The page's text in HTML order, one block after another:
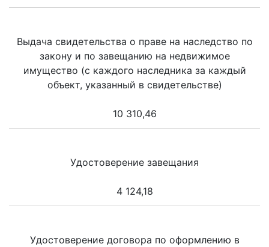
Выдача свидетельства о праве на наследство по
закону и по завещанию на недвижимое
имущество (с каждого наследника за каждый
объект, указанный в свидетельстве)
10 310,46
Удостоверение завещания
4 124,18
Удостоверение договора по оформлению в